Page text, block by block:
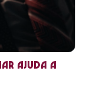
ajuda a